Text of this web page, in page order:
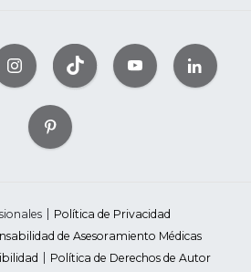
Política de Privacidad
de Asesoramiento Médicas
Política de Derechos de Autor